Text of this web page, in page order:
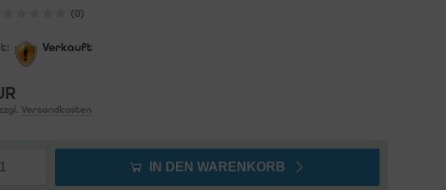
(0)
Verkauft
Versandkosten
IN DEN WARENKORB